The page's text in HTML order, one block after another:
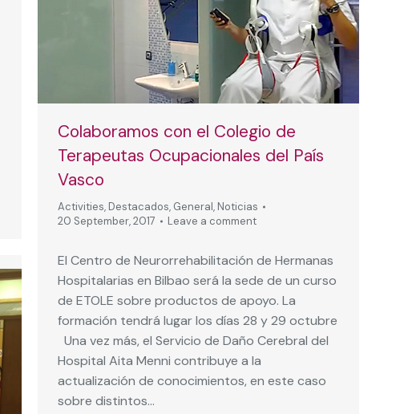
Colaboramos con el Colegio de
Terapeutas Ocupacionales del País
Vasco
Activities, Destacados, General, Noticias
20 September, 2017
Leave a comment
El Centro de Neurorrehabilitación de Hermanas
Hospitalarias en Bilbao será la sede de un curso
de ETOLE sobre productos de apoyo. La
formación tendrá lugar los días 28 y 29 octubre
Una vez más, el Servicio de Daño Cerebral del
Hospital Aita Menni contribuye a la
actualización de conocimientos, en este caso
sobre distintos…